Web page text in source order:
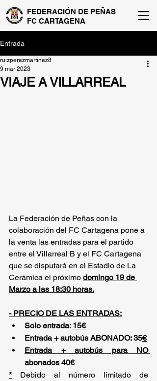
FEDERACIÓN DE PEÑAS
FC CARTAGENA
Entrada
VIAJE A VILLARREAL
ruizperezmartinez8
9 mar 2023
La Federación de Peñas con la
colaboración del FC Cartagena pone a
la venta las entradas para el partido
entre el Villarreal B y el FC Cartagena
que se disputará en el Estadio de La
Cerámica el próximo domingo 19 de
Marzo a las 18:30 horas.
- PRECIO DE LAS ENTRADAS:
Solo entrada: 15€
Entrada + autobús ABONADO: 35€
Entrada + autobús para NO
abonados 40€
* Debido al número limitado de